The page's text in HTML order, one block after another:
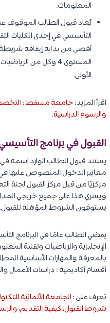
المعلومات.
يُعاد قبول الطالب الموقوف
التأسيسي في إحدى الكليات
أقصى من بداية إيقافه شريطة
المستوى 4 وكل من
الأولى.
اقرأ المزيد:جامعة مسقط :
والرسوم الدراسية.
القبول في برنامج
يستند قبول الطالب الوارد اسمه
معايير الدخول المنصوص عليها
مركزيًا من قبل مركز القبول لجنة
ويسري هذا على جميع خريجي
يستوفون الشروط المؤهلة للقبول.
يقضي الطالب عامًا في البرنامج
الإنجليزية والرياضيات وتقنية
بالمعرفة والمهارات الأساسية
أقسام أكاديمية : دراسات الأعمال
تعرف على : الجامعة الألمانية
شروط القبول، كيفية التقديم،